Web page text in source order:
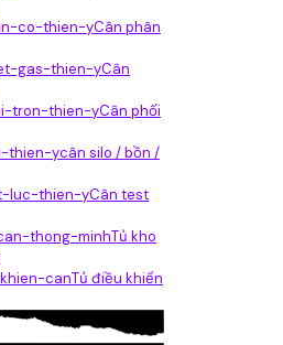
Cân phân
Cân
Cân phối
cân silo / bồn /
Cân test
Tủ kho
Tủ điều khiển